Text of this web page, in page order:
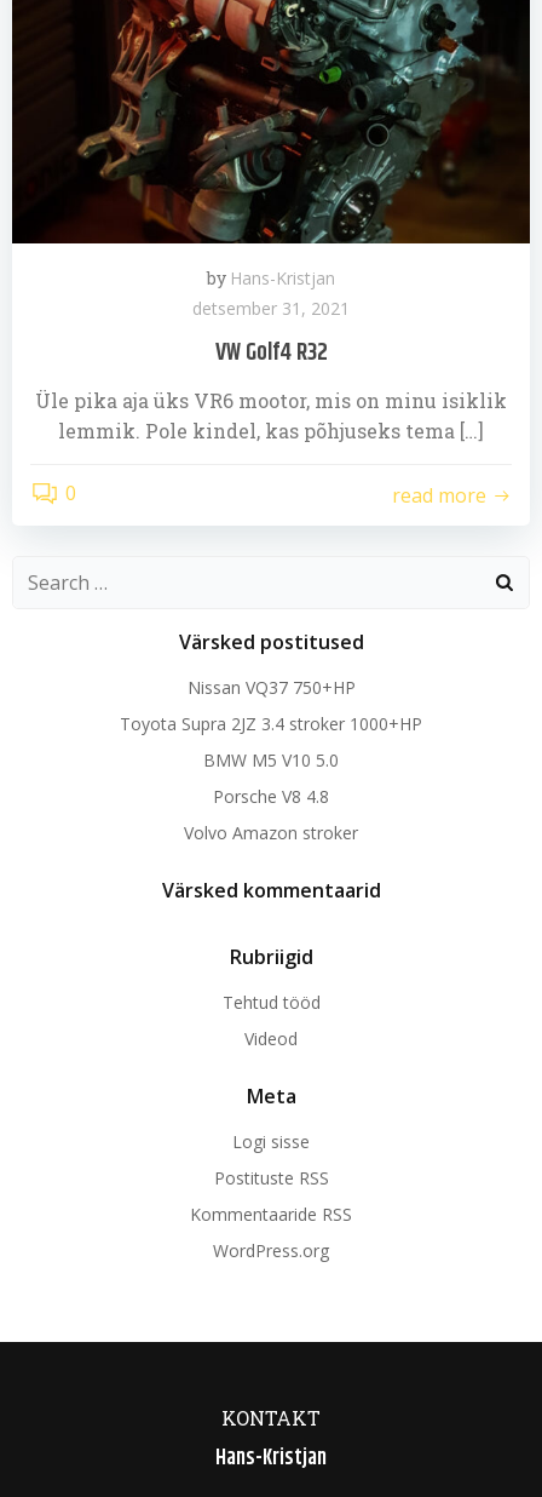
by Hans-Kristjan
detsember 31, 2021
VW Golf4 R32
Üle pika aja üks VR6 mootor, mis on minu isiklik
lemmik. Pole kindel, kas põhjuseks tema […]
0 read more
Search
Värsked postitused
Nissan VQ37 750+HP
Toyota Supra 2JZ 3.4 stroker 1000+HP
BMW M5 V10 5.0
Porsche V8 4.8
Volvo Amazon stroker
Värsked kommentaarid
Rubriigid
Tehtud tööd
Videod
Meta
Logi sisse
Postituste RSS
Kommentaaride RSS
WordPress.org
KONTAKT
Hans-Kristjan